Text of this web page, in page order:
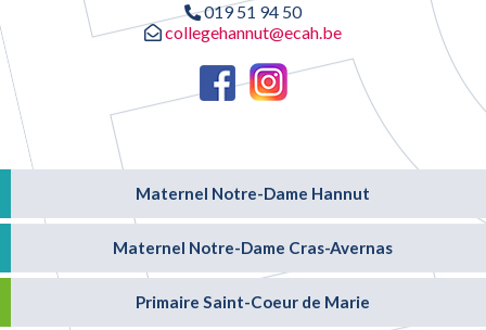
019 51 94 50
collegehannut@ecah.be
Maternel Notre-Dame Hannut
Maternel Notre-Dame Cras-Avernas
Primaire Saint-Coeur de Marie